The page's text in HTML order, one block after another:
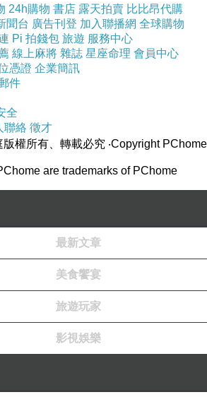
奪銅 吳詩儀
他選手
03:17:07
24h購物 書店 露天拍賣 比比昂代購
聞台 廣告刊登 加入聯播網 全球購物
Pi 拍錢包 旅遊 服務中心
線上麻將 雜誌 星座命理 會員中心
憑證 企業簡訊
件
全
聯絡 徵才
版權所有、轉載必究 ‧Copyright PChome
are trademarks of PChome
最新文章
美食饗宴
旅遊玩家
影視娛樂